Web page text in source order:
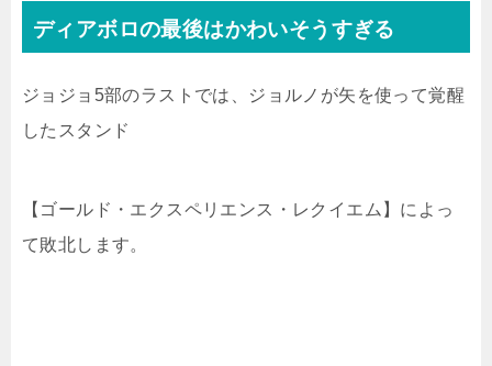
ディアボロの最後はかわいそうすぎる
ジョジョ5部のラストでは、ジョルノが矢を使って覚醒
したスタンド
【ゴールド・エクスペリエンス・レクイエム】によっ
て敗北します。